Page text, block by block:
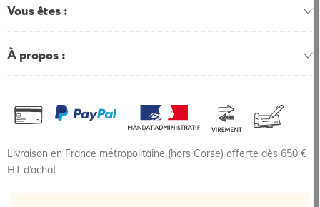
Vous êtes
À propos
Livraison en France métropolitaine (hors Corse) offerte dès 650 €
HT d’achat